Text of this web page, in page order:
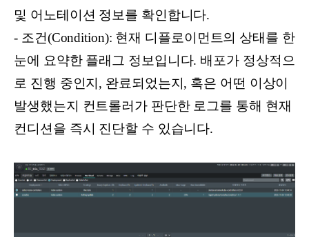
및 어노테이션 정보를 확인합니다.
- 조건(Condition): 현재 디플로이먼트의 상태를 한
눈에 요약한 플래그 정보입니다. 배포가 정상적으
로 진행 중인지, 완료되었는지, 혹은 어떤 이상이
발생했는지 컨트롤러가 판단한 로그를 통해 현재
컨디션을 즉시 진단할 수 있습니다.